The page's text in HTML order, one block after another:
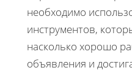
необходимо
инструментов,
насколько хорошо
объявления и